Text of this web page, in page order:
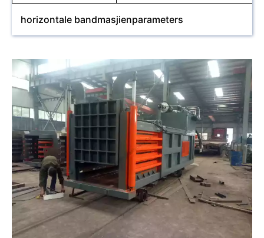
horizontale bandmasjienparameters